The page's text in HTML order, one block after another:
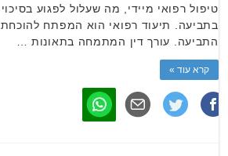
טיפול רפואי מיידי, מה שעלול לפגוע
בתביעה. תיעוד רפואי הוא המפתח
התביעה. עורך דין המתמחה בתאונות …
קרא עוד »